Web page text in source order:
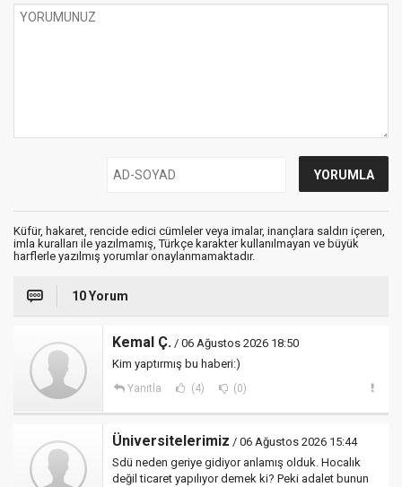
Küfür, hakaret, rencide edici cümleler veya imalar, inançlara saldırı içeren,
imla kuralları ile yazılmamış, Türkçe karakter kullanılmayan ve büyük
harflerle yazılmış yorumlar onaylanmamaktadır.
10 Yorum
Kemal Ç. / 06 Ağustos 2026 18:50
Kim yaptırmış bu haberi:)
Yanıtla (4) (0)
Üniversitelerimiz / 06 Ağustos 2026 15:44
Sdü neden geriye gidiyor anlamış olduk. Hocalık
değil ticaret yapılıyor demek ki? Peki adalet bunun